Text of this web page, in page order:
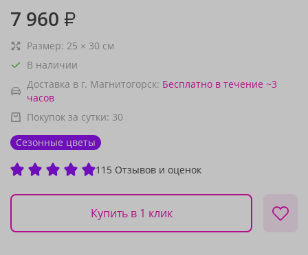
7 960 ₽
Размер: 25 × 30 см
В наличии
Доставка в г. Магнитогорск: Бесплатно в течение ~3
часов
Покупок за сутки: 30
Сезонные цветы
115 Отзывов и оценок
Купить в 1 клик